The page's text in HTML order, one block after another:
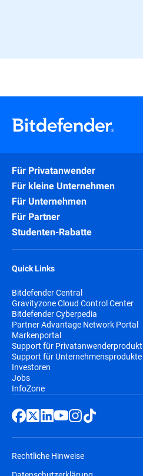
Für Privatanwender
Für kleine Unternehmen
Für Unternehmen
Für Partner
Studenten-Rabatte
Quick Links
Bitdefender Central
Gravityzone Cloud Control Center
Bitdefender Cyberpedia
Partner Advantage Network Portal
Markenportal
Support für
Support für Unternehmensprodukte
Investoren
Jobs
InfoZone
Rechtliche Hinweise